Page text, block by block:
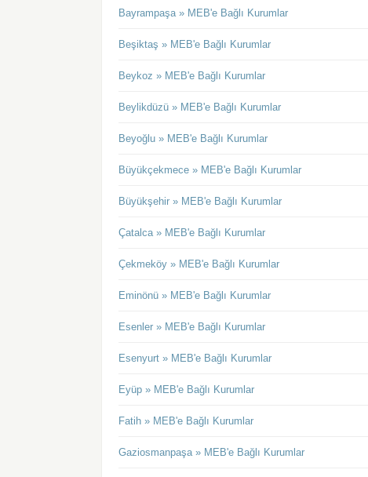
Bayrampaşa » MEB'e Bağlı Kurumlar
Beşiktaş » MEB'e Bağlı Kurumlar
Beykoz » MEB'e Bağlı Kurumlar
Beylikdüzü » MEB'e Bağlı Kurumlar
Beyoğlu » MEB'e Bağlı Kurumlar
Büyükçekmece » MEB'e Bağlı Kurumlar
Büyükşehir » MEB'e Bağlı Kurumlar
Çatalca » MEB'e Bağlı Kurumlar
Çekmeköy » MEB'e Bağlı Kurumlar
Eminönü » MEB'e Bağlı Kurumlar
Esenler » MEB'e Bağlı Kurumlar
Esenyurt » MEB'e Bağlı Kurumlar
Eyüp » MEB'e Bağlı Kurumlar
Fatih » MEB'e Bağlı Kurumlar
Gaziosmanpaşa » MEB'e Bağlı Kurumlar